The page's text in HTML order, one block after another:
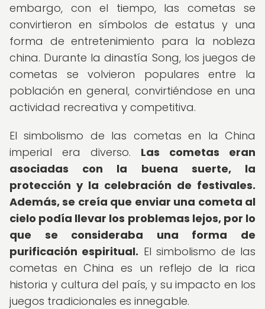
embargo, con el tiempo, las cometas se
convirtieron en símbolos de estatus y una
forma de entretenimiento para la nobleza
china. Durante la dinastía Song, los juegos de
cometas se volvieron populares entre la
población en general, convirtiéndose en una
actividad recreativa y competitiva.
El simbolismo de las cometas en la China
imperial era diverso. Las cometas eran
asociadas con la buena suerte, la
protección y la celebración de festivales.
Además, se creía que enviar una cometa al
cielo podía llevar los problemas lejos, por lo
que se consideraba una forma de
purificación espiritual. El simbolismo de las
cometas en China es un reflejo de la rica
historia y cultura del país, y su impacto en los
juegos tradicionales es innegable.